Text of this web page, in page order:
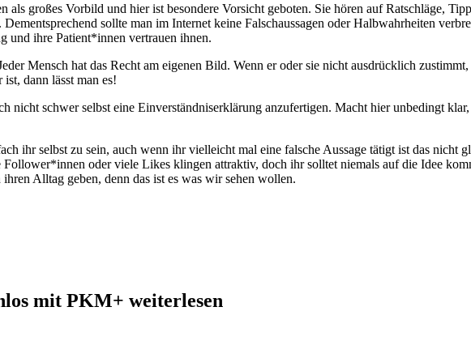
großes Vorbild und hier ist besondere Vorsicht geboten. Sie hören auf Ratschläge,
sollte man im Internet keine Falschaussagen oder Halbwahrheiten
und ihre Patient*innen vertrauen ihnen.
Mensch hat das Recht am eigenen Bild. Wenn er oder sie nicht ausdrücklich
dann lässt man es!
nicht schwer selbst eine Einverständniserklärung anzufertigen. Macht hier unbedingt
ihr selbst zu sein, auch wenn ihr vielleicht mal eine falsche Aussage tätigt ist das nicht
Follower*innen oder viele Likes klingen attraktiv, doch ihr solltet niemals auf die Idee
Alltag geben, denn das ist es was wir sehen wollen.
mit PKM+ weiterlesen